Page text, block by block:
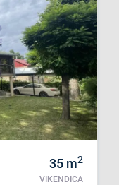
35 m2
VIKENDICA